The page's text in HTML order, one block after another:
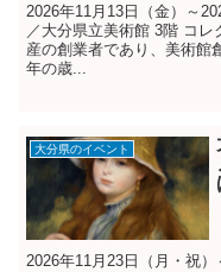
2026年11月13日（金）～
／大分県立美術館 3階 コ
産の創業者であり、美術館
年の歳...
大分県のイベント
2026年11月23日（月・祝